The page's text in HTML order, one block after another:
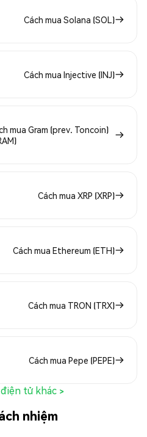
Cách mua Solana (SOL)
Cách mua Injective (INJ)
mua Gram (prev. Toncoin)
Cách mua XRP (XRP)
Cách mua Ethereum (ETH)
Cách mua TRON (TRX)
Cách mua Pepe (PEPE)
tử khác >
nhiệm